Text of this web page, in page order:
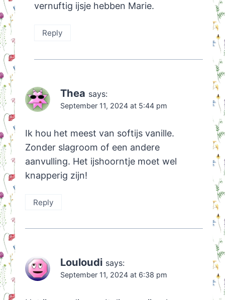
vernuftig ijsje hebben Marie.
Reply
Thea says:
September 11, 2024 at 5:44 pm
Ik hou het meest van softijs vanille.
Zonder slagroom of een andere
aanvulling. Het ijshoorntje moet wel
knapperig zijn!
Reply
Louloudi says:
September 11, 2024 at 6:38 pm